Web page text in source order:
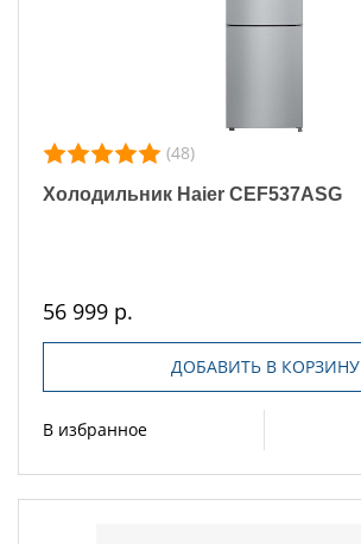
(48)
Холодильник Haier CEF537ASG
56 999 р.
ДОБАВИТЬ В КОРЗИНУ
В избранное